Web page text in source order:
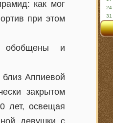
как мог
при этом
обобщены и
Аппиевой
закрытом
лет, освещая
девушки с
24
31